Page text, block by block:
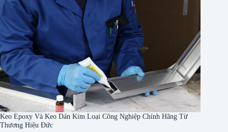
Keo Epoxy Và Keo Dán Kim Loại Công Nghiệp Chính Hãng Từ
Thương Hiệu Đức